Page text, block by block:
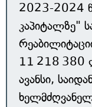
2023-2024
კაპიტალზე"
11 218 380
ავანსი,